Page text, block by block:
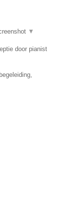
▼
door pianist